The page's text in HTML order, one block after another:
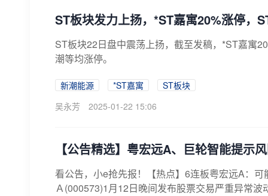
ST板块发力上扬，*ST嘉寓20%涨停，
ST板块22日盘中震荡上扬，截至发稿，*ST嘉寓
潮等均涨停。
新潮能源 *ST嘉寓
ST板块
吴永芳
2025-01-22 15:06
【公告精选】粤宏远A、巨轮智能提示
看公告，小e抢先报！【热点】6连板粤宏远A：
Ａ(000573)1月12日晚间发布股票交易严重异常